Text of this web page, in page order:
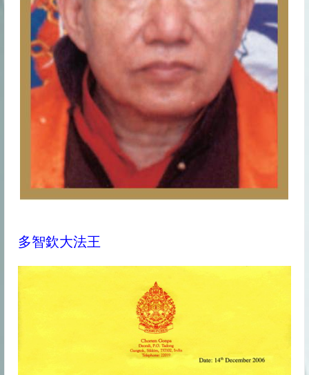
多智欽大法王
你会被旁门左道怪力乱神所迷惑吗
佛法告诉你怎么转苦为乐